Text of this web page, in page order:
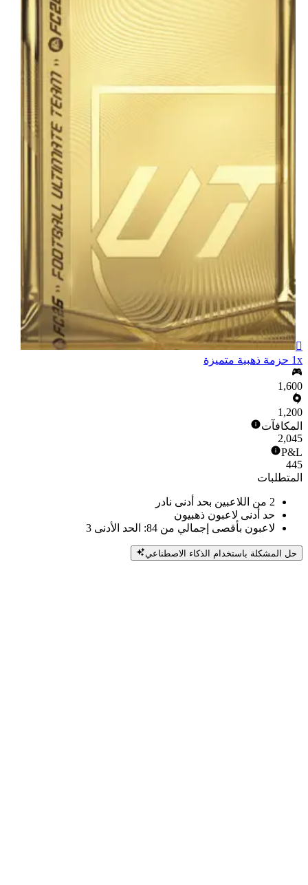

1x حزمة ذهبية متميزة
1,600
1,200
المكافآت
2,045
P&L
445
المتطلبات
2 من اللاعبين بحد أدنى نادر
حد أدنى لاعبون ذهبيون
لاعبون بأقصى إجمالي من 84: الحد الأدنى 3
حل المشكلة باستخدام الذكاء الاصطناعي